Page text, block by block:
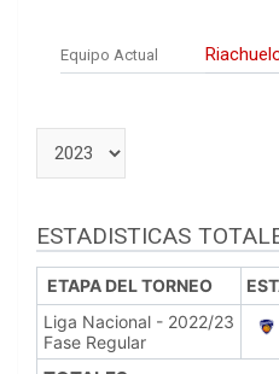
Equipo Actual
ESTADISTICAS
ETAPA DEL TORNEO
Liga Nacional - 2022/23
Fase Regular